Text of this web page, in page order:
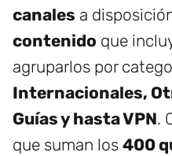
canales a
contenido que
agruparlos por
Internacionales,
Guías y hasta VPN.
que suman los 400